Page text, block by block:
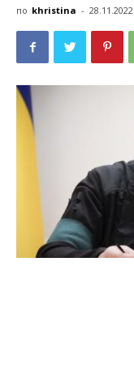
по khristina - 28.11.2022